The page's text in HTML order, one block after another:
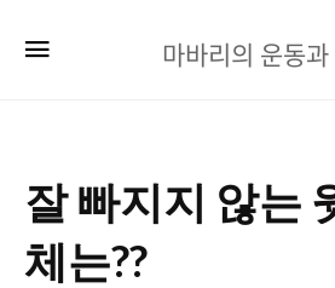
바
운
마바리의 운동
잘 빠지지 않는
체는??